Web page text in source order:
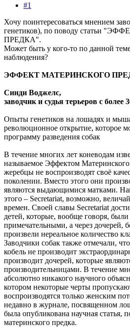
#1
Хочу поинтересоваться мнением
генетиков), по поводу статьи
ПРЕДКА".
Может быть у кого-то по данной
наблюдения?
ЭФФЕКТ МАТЕРИНСКОГО
Синди Воджелс,
заводчик и судья терьеров с более
Опыты генетиков на лошадях и
революционное открытие, которое
программу разведения собак
В течение многих лет коневодам
называемое Эффектом
жеребцы не воспроизводят своё
поколении. Вместо этого они
являются выдающимися матками.
этого – Secretariat, возможно,
времен. Своей славы Secretariat
детей, которые, вообще говоря, были
примечательными, а через дочерей,
произвели нереальное количество
Заводчики собак также отмечали,
кобель не производит
производит дочерей, которые
производительницами. В течение
абсолютно никакого научного
котором некоторые черты
воспроизводятся только женским
недавно в журнале, посвященном
была опубликована научная статья,
материнского предка.